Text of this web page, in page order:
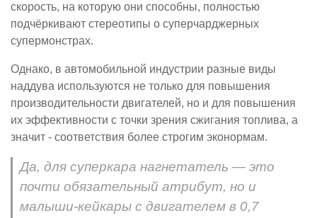
скорость, на которую они способны, полностью
подчёркивают стереотипы о суперчарджерных
супермонстрах.
Однако, в автомобильной индустрии разные виды
наддува используются не только для повышения
производительности двигателей, но и для повышения
их эффективности с точки зрения сжигания топлива, а
значит - соответствия более строгим эконормам.
Да, для суперкара нагнетатель — это
почти обязательный атрибут, но и
малыши-кейкары с двигателем в 0,7